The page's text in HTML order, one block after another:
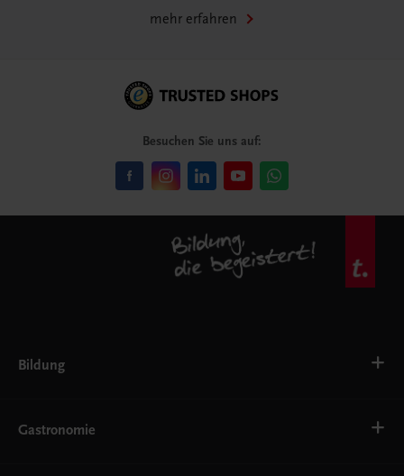
mehr erfahren
Besuchen Sie uns auf:
Bildung
Ernährung
Gastronomie